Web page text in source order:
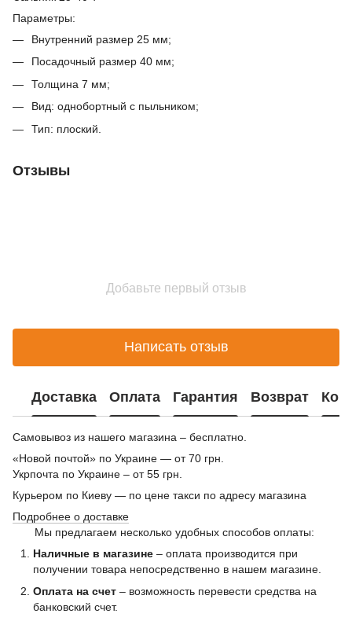
Параметры:
Внутренний размер 25 мм;
Посадочный размер 40 мм;
Толщина 7 мм;
Вид: однобортный с пыльником;
Тип: плоский.
Отзывы
Добавьте первый отзыв
Написать отзыв
Доставка Оплата Гарантия Возврат
Самовывоз из нашего магазина – бесплатно.
«Новой почтой» по Украине — от 70 грн.
Укрпочта по Украине – от 55 грн.
Курьером по Киеву — по цене такси по адресу магазина
Подробнее о доставке
Мы предлагаем несколько удобных способов оплаты:
Наличные в магазине – оплата производится при
получении товара непосредственно в нашем магазине.
Оплата на счет – возможность перевести средства на
банковский счет.